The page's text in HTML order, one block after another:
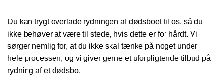
Du kan trygt overlade rydningen af dødsboet til os, så du
ikke behøver at være til stede, hvis dette er for hårdt. Vi
sørger nemlig for, at du ikke skal tænke på noget under
hele processen, og vi giver gerne et uforpligtende tilbud på
rydning af et dødsbo.